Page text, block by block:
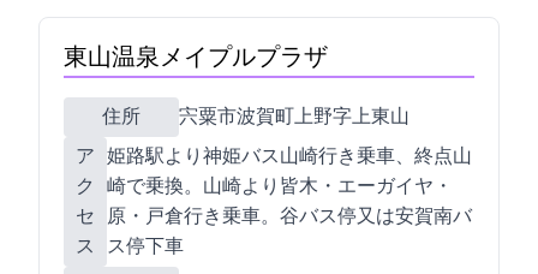
東山温泉メイプルプラザ
住所
宍粟市波賀町上野字上東山1799-6
ア
ク
セ
ス
姫路駅より神姫バス山崎行き乗車、終点山
崎で乗換。山崎より皆木・エーガイヤ・
原・戸倉行き乗車。谷バス停又は安賀南バ
ス停下車